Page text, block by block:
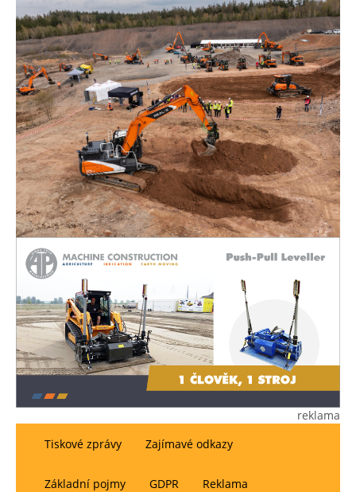
reklama
Tiskové zprávy
Zajímavé odkazy
Základní pojmy GDPR Reklama